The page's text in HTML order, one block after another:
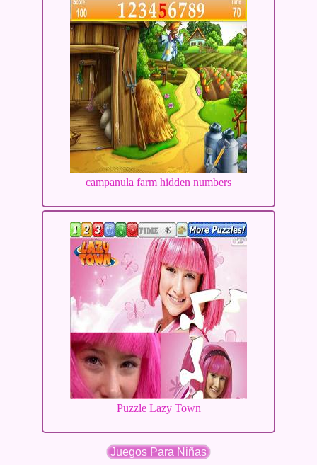
campanula farm hidden numbers
Puzzle Lazy Town
Juegos Para Niñas